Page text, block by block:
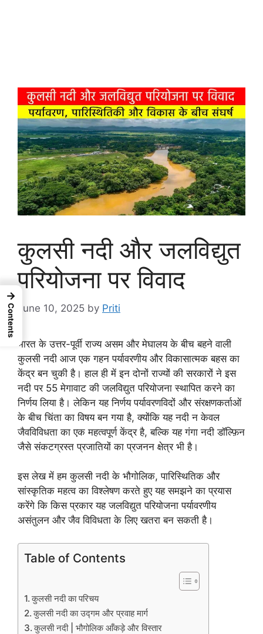
कुलसी नदी और जलविद्युत
परियोजना पर विवाद
June 10, 2025 by Priti
भारत के उत्तर-पूर्वी राज्य असम और मेघालय के बीच बहने वाली
कुलसी नदी आज एक गहन पर्यावरणीय और विकासात्मक बहस का
केंद्र बन चुकी है। हाल ही में इन दोनों राज्यों की सरकारों ने इस
नदी पर 55 मेगावाट की जलविद्युत परियोजना स्थापित करने का
निर्णय लिया है। लेकिन यह निर्णय पर्यावरणविदों और संरक्षणकर्ताओं
के बीच चिंता का विषय बन गया है, क्योंकि यह नदी न केवल
जैवविविधता का एक महत्वपूर्ण केंद्र है, बल्कि यह गंगा नदी डॉल्फ़िन
जैसे संकटग्रस्त प्रजातियों का प्रजनन क्षेत्र भी है।
इस लेख में हम कुलसी नदी के भौगोलिक, पारिस्थितिक और
सांस्कृतिक महत्व का विश्लेषण करते हुए यह समझने का प्रयास
करेंगे कि किस प्रकार यह जलविद्युत परियोजना पर्यावरणीय
असंतुलन और जैव विविधता के लिए खतरा बन सकती है।
Table of Contents
कुलसी नदी का परिचय
कुलसी नदी का उद्गम और प्रवाह मार्ग
कुलसी नदी | भौगोलिक आँकड़े और विस्तार
→
Contents